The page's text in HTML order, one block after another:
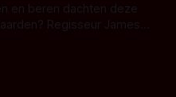
en beren dachten deze
Regisseur James